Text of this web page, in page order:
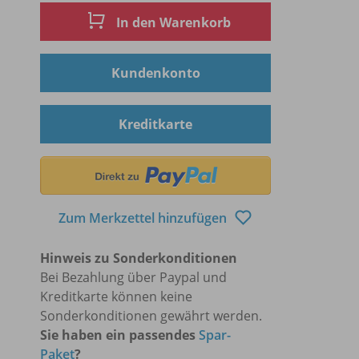
In den Warenkorb
Kundenkonto
Kreditkarte
Zum Merkzettel hinzufügen
Hinweis zu Sonderkonditionen
Bei Bezahlung über Paypal und
Kreditkarte können keine
Sonderkonditionen gewährt werden.
Sie haben ein passendesSpar-
Paket?